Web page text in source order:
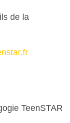
de la
TeenSTAR